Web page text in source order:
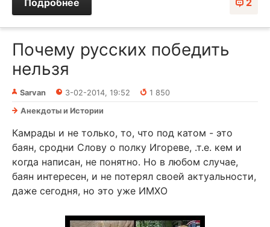
2
Подробнее
Почему русских победить
нельзя
Sarvan 3-02-2014, 19:52
1 850
Анекдоты и Истории
Камрады и не только, то, что под катом - это
баян, сродни Слову о полку Игореве, .т.е. кем и
когда написан, не понятно. Но в любом случае,
баян интересен, и не потерял своей актуальности,
даже сегодня, но это уже ИМХО